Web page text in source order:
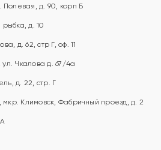
ул. Полевая, д. 90, корп Б
рыбка, д. 10
ул. Вавилова, д. 62, стр Г, оф. 11
Фонтаны, ул. Чкалова д. 67/4а
д. 22, стр. Г
мкр. Климовск, Фабричный проезд, д. 2